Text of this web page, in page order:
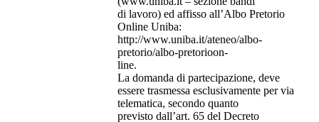
di lavoro) ed affisso all’Albo Pretorio
Online Uniba:
http://www.uniba.it/ateneo/albo-
pretorio/albo-pretorioon-
line.
La domanda di partecipazione, deve
essere trasmessa esclusivamente per via
telematica, secondo quanto
previsto dall’art. 65 del Decreto